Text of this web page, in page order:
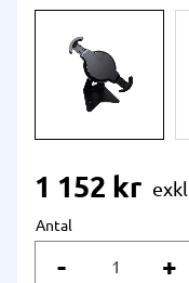
1 152 kr
Antal
+
-